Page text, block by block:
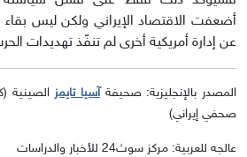
أضعفت الاقتصاد الإيراني ولكن ليس بقاء
عن إدارة أمريكية أخرى لم تنفّذ تهديدات
المصدر بالإنجليزية: صحيفةآسيا تايمز الصينية
صحفي إيراني)
عالجه للعربية: مركز سوث24 للأخبار والدراسات